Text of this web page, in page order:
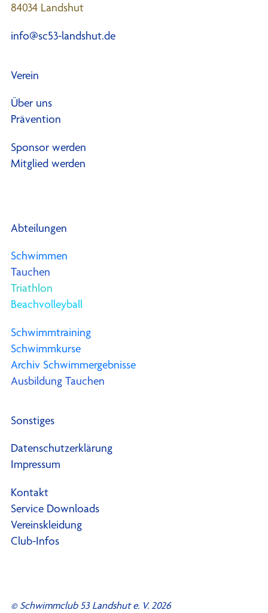
84034 Landshut
info@sc53-landshut.de
Verein
Über uns
Prävention
Sponsor werden
Mitglied werden
Abteilungen
Schwimmen
Tauchen
Triathlon
Beachvolleyball
Schwimmtraining
Schwimmkurse
Archiv Schwimmergebnisse
Ausbildung Tauchen
Sonstiges
Datenschutzerklärung
Impressum
Kontakt
Service Downloads
Vereinskleidung
Club-Infos
© Schwimmclub 53 Landshut e. V. 2026